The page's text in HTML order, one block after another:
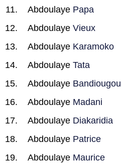
Abdoulaye Papa
Abdoulaye Vieux
Abdoulaye Karamoko
Abdoulaye Tata
Abdoulaye Bandiougou
Abdoulaye Madani
Abdoulaye Diakaridia
Abdoulaye Patrice
Abdoulaye Maurice